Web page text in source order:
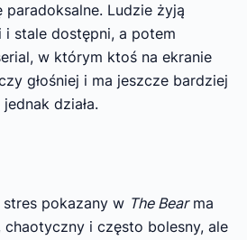
Ludzie żyją
i stale dostępni, a potem
w którym ktoś na ekranie
głośniej i ma jeszcze bardziej
działa.
pokazany w The Bearma
chaotyczny i często bolesny, ale